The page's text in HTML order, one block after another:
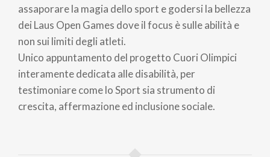
assaporare la magia dello sport e godersi la bellezza
dei Laus Open Games dove il focus è sulle abilità e
non sui limiti degli atleti.
Unico appuntamento del progetto Cuori Olimpici
interamente dedicata alle disabilità, per
testimoniare come lo Sport sia strumento di
crescita, affermazione ed inclusione sociale.